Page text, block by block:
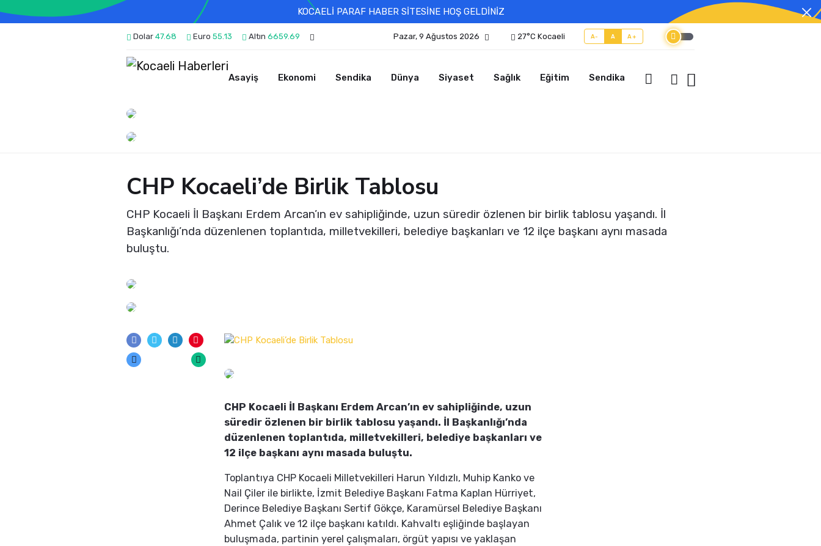
KOCAELİ PARAF HABER SİTESİNE HOŞ GELDİNİZ
Dolar 47.68 Euro 55.13 Altın 6659.69 Pazar, 9 Ağustos 2026 27°C Kocaeli A- A A+
Asayiş Ekonomi Sendika Dünya Siyaset Sağlık Eğitim Sendika
CHP Kocaeli’de Birlik Tablosu
CHP Kocaeli İl Başkanı Erdem Arcan’ın ev sahipliğinde, uzun süredir özlenen bir birlik tablosu yaşandı. İl
Başkanlığı’nda düzenlenen toplantıda, milletvekilleri, belediye başkanları ve 12 ilçe başkanı aynı masada
buluştu.
CHP Kocaeli İl Başkanı Erdem Arcan’ın ev sahipliğinde, uzun
süredir özlenen bir birlik tablosu yaşandı. İl Başkanlığı’nda
düzenlenen toplantıda, milletvekilleri, belediye başkanları ve
12 ilçe başkanı aynı masada buluştu.
Toplantıya CHP Kocaeli Milletvekilleri Harun Yıldızlı, Muhip Kanko ve
Nail Çiler ile birlikte, İzmit Belediye Başkanı Fatma Kaplan Hürriyet,
Derince Belediye Başkanı Sertif Gökçe, Karamürsel Belediye Başkanı
Ahmet Çalık ve 12 ilçe başkanı katıldı. Kahvaltı eşliğinde başlayan
buluşmada, partinin yerel çalışmaları, örgüt yapısı ve yaklaşan